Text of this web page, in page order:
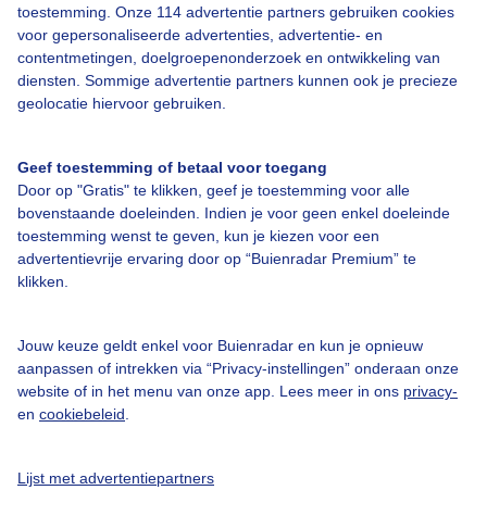
toestemming. Onze 114 advertentie partners gebruiken cookies
voor gepersonaliseerde advertenties, advertentie- en
contentmetingen, doelgroepenonderzoek en ontwikkeling van
diensten. Sommige advertentie partners kunnen ook je precieze
geolocatie hiervoor gebruiken.
Geef toestemming of betaal voor toegang
Door op "Gratis" te klikken, geef je toestemming voor alle
bovenstaande doeleinden. Indien je voor geen enkel doeleinde
toestemming wenst te geven, kun je kiezen voor een
advertentievrije ervaring door op “Buienradar Premium” te
klikken.
Jouw keuze geldt enkel voor Buienradar en kun je opnieuw
aanpassen of intrekken via “Privacy-instellingen” onderaan onze
website of in het menu van onze app. Lees meer in ons privacy-
en cookiebeleid
Lijst met advertentiepartners
Bedrijfsgegevens
Veelgestelde vragen
Contact
Gebruikersvoorwaarden
Adverteren
Buienradar Team
Privacy beleid
Privacy instellingen
Gratis weerdata
Buienradar